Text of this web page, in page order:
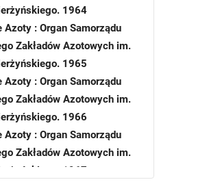
1964
Azoty : Organ Samorządu
Zakładów Azotowych im.
1965
Azoty : Organ Samorządu
Zakładów Azotowych im.
1966
Azoty : Organ Samorządu
Zakładów Azotowych im.
1967